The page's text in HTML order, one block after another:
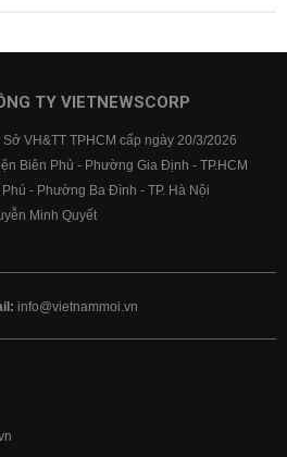
TY VIETNEWSCORP
VH&TT TPHCM cấp ngày 20/3/2026
Biên Phủ - Phường Gia Định - TP.HCM
- Phường Ba Đình - TP. Hà Nội
Minh Quyết
info@vietnammoi.vn